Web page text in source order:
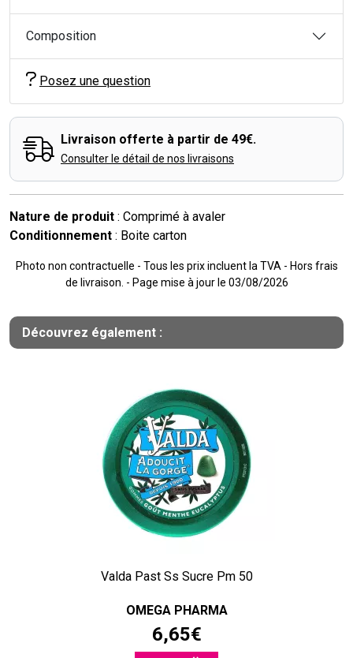
Composition
Posez une question
Livraison offerte à partir de 49€.
Consulter le détail de nos livraisons
Nature de produit : Comprimé à avaler
Conditionnement : Boite carton
Photo non contractuelle - Tous les prix incluent la TVA - Hors frais
de livraison. - Page mise à jour le 03/08/2026
Découvrez également :
Valda Past Ss Sucre Pm 50
OMEGA PHARMA
6,65€